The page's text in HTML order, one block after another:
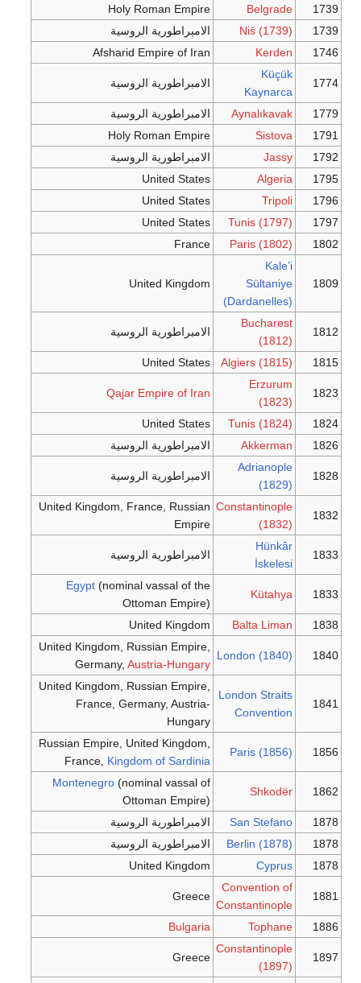
1739
Belgrade
Holy Roman Empire
1739
Niš (1739)
الامبراطورية الروسية
1746
Kerden
Afsharid Empire of Iran
1774
Küçük
Kaynarca
الامبراطورية الروسية
1779
Aynalıkavak
الامبراطورية الروسية
1791
Sistova
Holy Roman Empire
1792
Jassy
الامبراطورية الروسية
1795
Algeria
United States
1796
Tripoli
United States
1797
Tunis (1797)
United States
1802
Paris (1802)
France
1809
Kale’i
Sültaniye
(Dardanelles)
United Kingdom
1812
Bucharest
(1812)
الامبراطورية الروسية
1815
Algiers (1815)
United States
1823
Erzurum
(1823)
Qajar Empire of Iran
1824
Tunis (1824)
United States
1826
Akkerman الامبراطورية الروسية
1828
Adrianople
(1829)
الامبراطورية الروسية
1832
Constantinople
(1832)
United Kingdom, France, Russian
Empire
1833
Hünkâr
İskelesi
الامبراطورية الروسية
1833
Kütahya
Egypt (nominal vassal of the
Ottoman Empire)
1838
Balta Liman
United Kingdom
1840
London (1840)
United Kingdom, Russian Empire,
Germany,Austria-Hungary
1841
London Straits
Convention
United Kingdom, Russian Empire,
France, Germany, Austria-
Hungary
1856
Paris (1856)
Russian Empire, United Kingdom,
France, Kingdom of Sardinia
1862
Shkodër
Montenegro (nominal vassal of
Ottoman Empire)
1878
San Stefano
الامبراطورية الروسية
1878
Berlin (1878)
الامبراطورية الروسية
1878
Cyprus
United Kingdom
1881
Convention of
Constantinople
Greece
1886
Tophane
Bulgaria
1897
Constantinople
(1897)
Greece